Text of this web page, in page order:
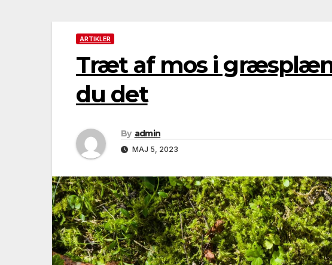
ARTIKLER
Træt af mos i
du det
By admin
MAJ 5, 2023